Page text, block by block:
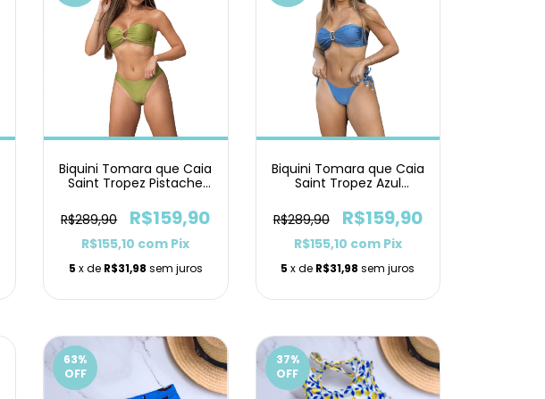
Biquini Tomara que Caia
Saint Tropez Pistache
R$289,90
R$159,90
R$155,10 com Pix
5 x de R$31,98 sem juros
Biquini Tomara que Caia
Saint Tropez Azul
R$289,90
R$159,90
R$155,10 com Pix
5 x de R$31,98 sem juros
63%
OFF
37%
OFF